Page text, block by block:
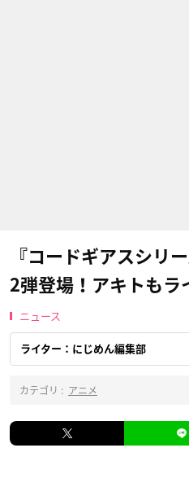
『コードギアスシリ
2弾登場！アキトもラ
ニュース
ライター：にじめん編集部
カテゴリ : アニメ